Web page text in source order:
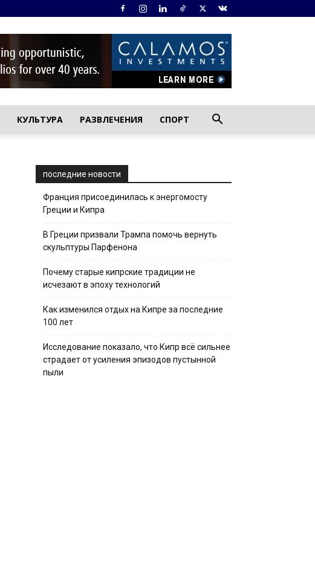
КУЛЬТУРА РАЗВЛЕЧЕНИЯ СПОРТ
последние новости
Франция присоединилась к энергомосту
Греции и Кипра
В Греции призвали Трампа помочь вернуть
скульптуры Парфенона
Почему старые кипрские традиции не
исчезают в эпоху технологий
Как изменился отдых на Кипре за последние
100 лет
Исследование показало, что Кипр всё сильнее
страдает от усиления эпизодов пустынной
пыли